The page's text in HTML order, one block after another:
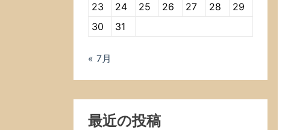
23
24 25 26 27 28
29
30
31
« 7月
最近の投稿